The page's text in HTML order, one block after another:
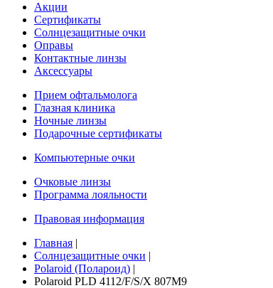
Акции
Сертификаты
Солнцезащитные очки
Оправы
Контактные линзы
Аксессуары
Прием офтальмолога
Глазная клиника
Ночные линзы
Подарочные сертификаты
Компьютерные очки
Очковые линзы
Программа лояльности
Правовая информация
Главная |
Солнцезащитные очки |
Polaroid (Полароид) |
Polaroid PLD 4112/F/S/X 807M9